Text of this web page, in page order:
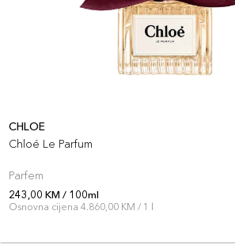
CHLOE
Chloé Le Parfum
Parfem
243,00 KM / 100ml
Osnovna cijena 4.860,00 KM / 1 l